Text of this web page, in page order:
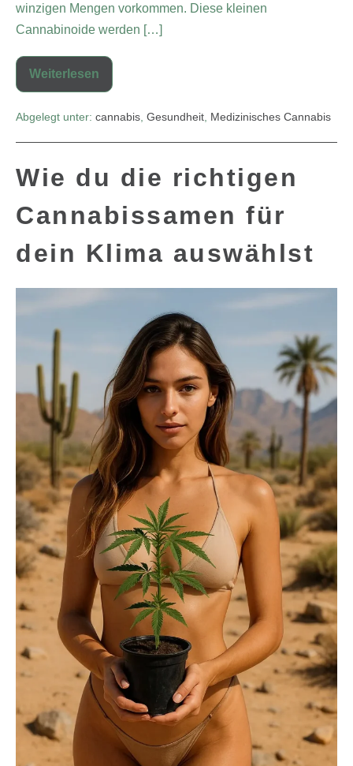
winzigen Mengen vorkommen. Diese kleinen
Cannabinoide werden […]
Weiterlesen
Abgelegt unter: cannabis Gesundheit Medizinisches Cannabis
Wie du die richtigen
Cannabissamen für
dein Klima auswählst